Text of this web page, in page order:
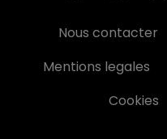
Nous contacter
Mentions legales
Cookies